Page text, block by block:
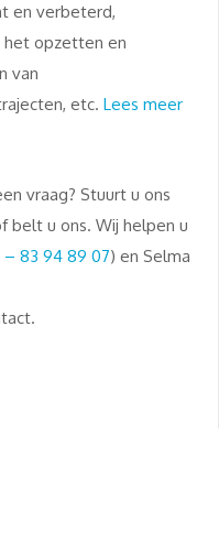
en verbeterd,
het opzetten en
van
etc. Lees meer
vraag? Stuurt u ons
belt u ons. Wij helpen u
– 83 94 89 07) en Selma